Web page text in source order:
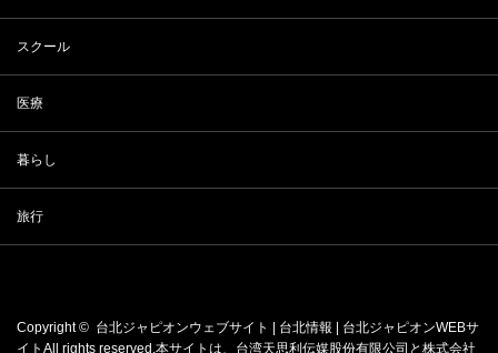
スクール
医療
暮らし
旅行
Copyright © 台北ジャピオンウェブサイト | 台北情報 | 台北ジャピオンWEBサ
イト All rights reserved.本サイトは、 台湾天思利伝媒股份有限公司 と株式会社